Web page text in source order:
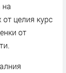
на
от целия курс
от